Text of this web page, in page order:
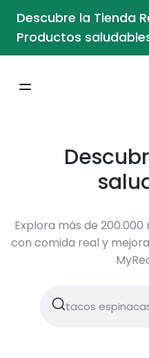
Descubre la Tienda
Productos
Explora más de
con comida real y